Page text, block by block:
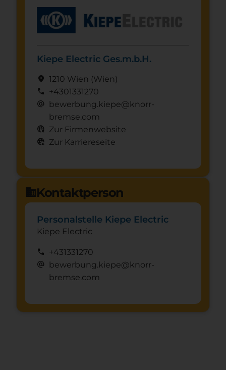
Kiepe Electric Ges.m.b.H.
location_on 1210 Wien (Wien)
call +4301331270
alternate_email
bewerbung.kiepe@knorr-
bremse.com
captive_portal Zur Firmenwebsite
captive_portal Zur Karriereseite
domainKontaktperson
Personalstelle Kiepe Electric
Kiepe Electric
call +431331270
alternate_email
bewerbung.kiepe@knorr-
bremse.com